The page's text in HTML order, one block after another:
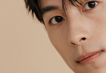
【繳款方式說明】
1.分期款項不併入電信帳單，「大
2.透過簡訊連結打開帳單後，可選
帳／街口支付／iPASS MONEY」
３．安心：先確認商品／服務後，
【「AFTEE先享後付」結帳流程】
１．於結帳方式選擇「AFTEE先
結帳頁面，進行簡訊認證並確認金
２．訂單成立數日內，您將收到繳
３．收到繳費通知簡訊後14天內
ATM／網路銀行／等多元方式進
全家取貨付款
每筆NT$60，滿NT$1,500(含
付款後全家取貨
每筆NT$60，滿NT$1,500(含